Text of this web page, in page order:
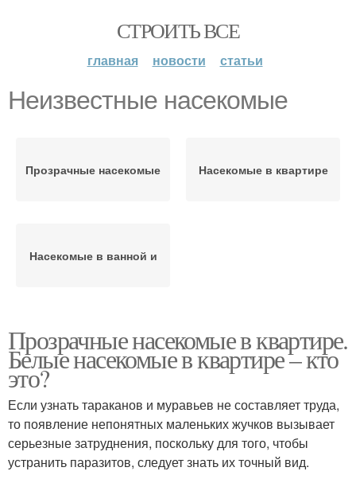
СТРОИТЬ ВСЕ
главная новости статьи
Неизвестные насекомые
Прозрачные насекомые Насекомые в квартире
Насекомые в ванной и
Прозрачные насекомые в квартире.
Белые насекомые в квартире – кто
это?
Если узнать тараканов и муравьев не составляет труда,
то появление непонятных маленьких жучков вызывает
серьезные затруднения, поскольку для того, чтобы
устранить паразитов, следует знать их точный вид.